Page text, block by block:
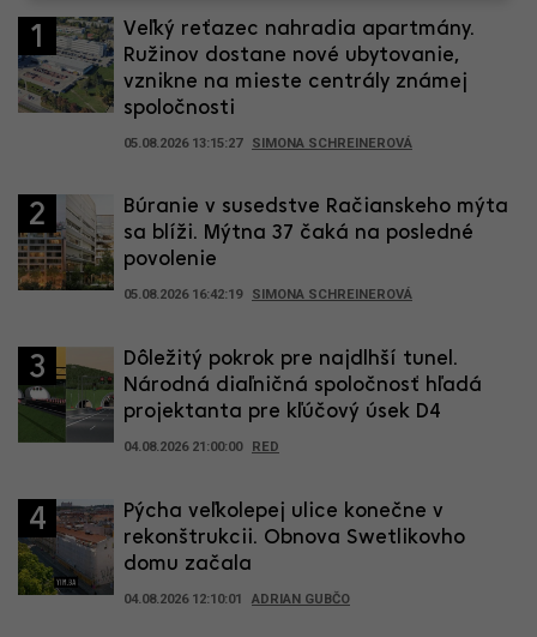
1
Veľký reťazec nahradia apartmány.
Ružinov dostane nové ubytovanie,
vznikne na mieste centrály známej
spoločnosti
05.08.2026 13:15:27 SIMONA SCHREINEROVÁ
2
Búranie v susedstve Račianskeho mýta
sa blíži. Mýtna 37 čaká na posledné
povolenie
05.08.2026 16:42:19 SIMONA SCHREINEROVÁ
3
Dôležitý pokrok pre najdlhší tunel.
Národná diaľničná spoločnosť hľadá
projektanta pre kľúčový úsek D4
04.08.2026 21:00:00 RED
4
Pýcha veľkolepej ulice konečne v
rekonštrukcii. Obnova Swetlikovho
domu začala
04.08.2026 12:10:01 ADRIAN GUBČO